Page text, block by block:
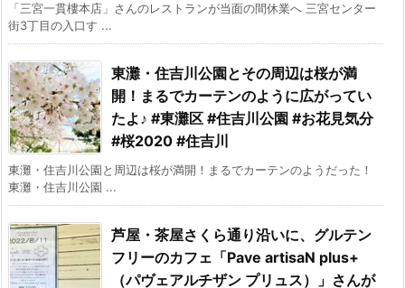
「三宮一貫樓本店」さんのレストランが当面の間休業へ 三宮センター
街3丁目の入口す ...
東灘・住吉川公園とその周辺は桜が満
開！まるでカーテンのように広がってい
たよ♪ #東灘区 #住吉川公園 #お花見気分
#桜2020 #住吉川
東灘・住吉川公園と周辺は桜が満開！まるでカーテンのようだった！
東灘・住吉川公園 ...
芦屋・茶屋さくら通り沿いに、グルテン
フリーのカフェ「Pave artisaN plus+
（パヴェアルチザン プリュス）」さんが